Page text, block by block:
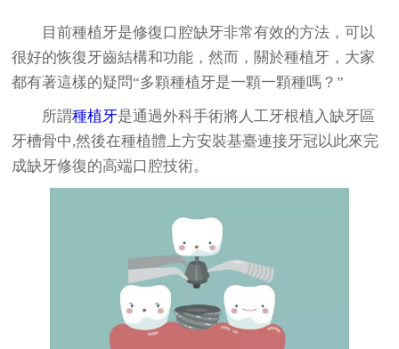
目前種植牙是修復口腔缺牙非常有效的方法，可以
很好的恢復牙齒結構和功能，然而，關於種植牙，大家
都有著這樣的疑問“多顆種植牙是一顆一顆種嗎？”
所謂種植牙是通過外科手術將人工牙根植入缺牙區
牙槽骨中,然後在種植體上方安裝基臺連接牙冠以此來完
成缺牙修復的高端口腔技術。